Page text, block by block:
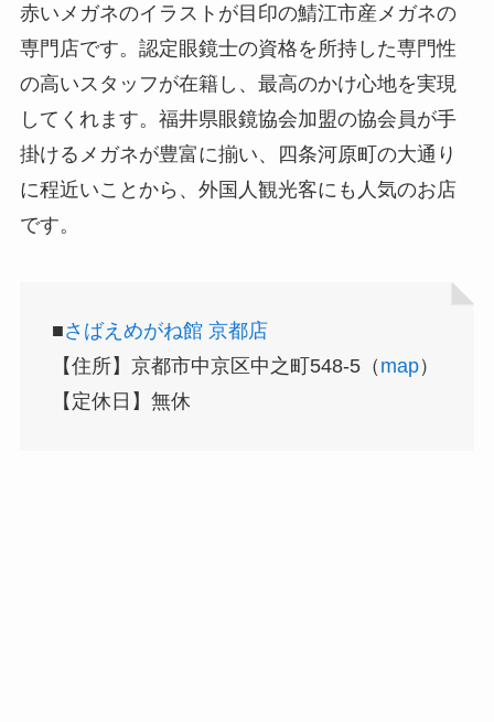
赤いメガネのイラストが目印の鯖江市産メガネの
専門店です。認定眼鏡士の資格を所持した専門性
の高いスタッフが在籍し、最高のかけ心地を実現
してくれます。福井県眼鏡協会加盟の協会員が手
掛けるメガネが豊富に揃い、四条河原町の大通り
に程近いことから、外国人観光客にも人気のお店
です。
■さばえめがね館 京都店
【住所】京都市中京区中之町548-5（ map）
【定休日】無休